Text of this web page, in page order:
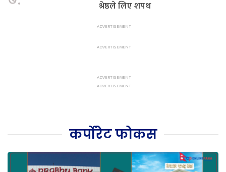
श्रेष्ठले लिए शपथ
कर्पोरेट फोकस